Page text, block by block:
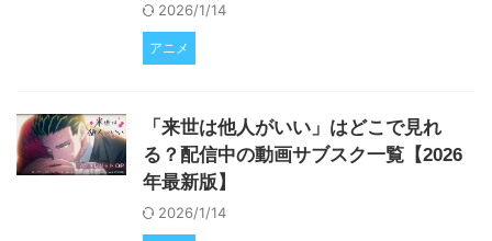
2026/1/14
アニメ
「来世は他人がいい」はどこで見れ
る？配信中の動画サブスク一覧【2026
年最新版】
2026/1/14